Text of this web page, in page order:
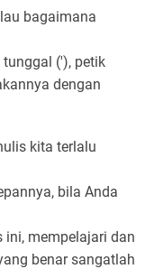
bagaimana
('), petik
dengan
kita terlalu
bila Anda
mempelajari dan
benar sangatlah